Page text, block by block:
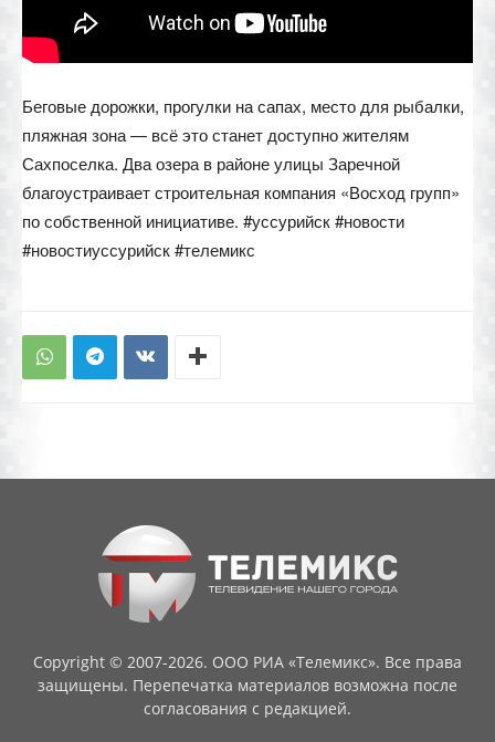
Беговые дорожки, прогулки на сапах, место для рыбалки,
пляжная зона — всё это станет доступно жителям
Сахпоселка. Два озера в районе улицы Заречной
благоустраивает строительная компания «Восход групп»
по собственной инициативе. #уссурийск #новости
#новостиуссурийск #телемикс
Copyright © 2007-2026. ООО РИА «Телемикс». Все права
защищены. Перепечатка материалов возможна после
согласования с редакцией.